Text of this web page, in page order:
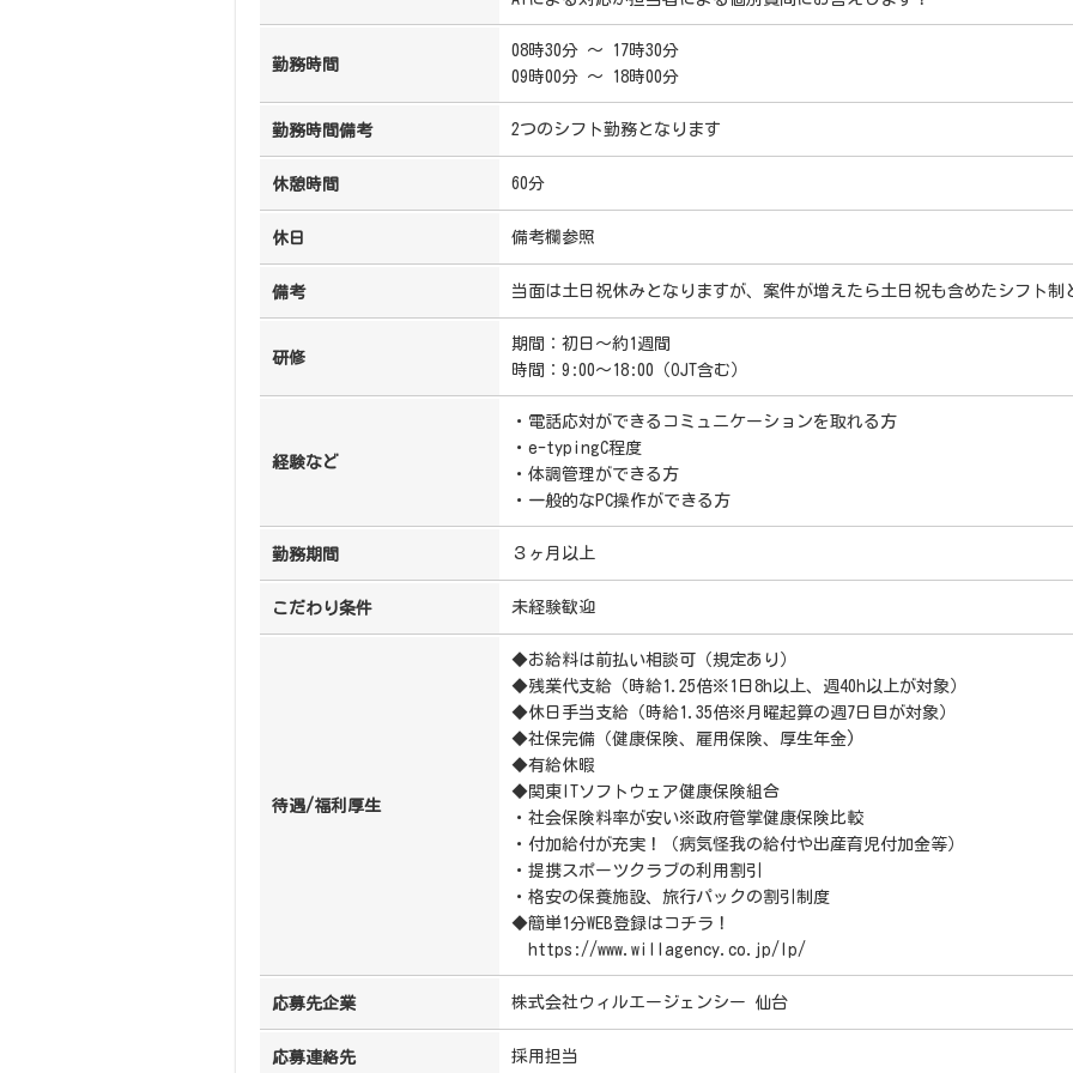
勤務時間
08時30分 ～ 17時30分
09時00分 ～ 18時00分
勤務時間備考 2つのシフト勤務となります
休憩時間 60分
休日 備考欄参照
備考 当面は土日祝休みとなりますが、案件が増えたら土日祝も含めたシフト制
研修
期間：初日～約1週間
時間：9:00～18:00（OJT含む）
経験など
・電話応対ができるコミュニケーションを取れる方
・e-typingC程度
・体調管理ができる方
・一般的なPC操作ができる方
勤務期間 ３ヶ月以上
こだわり条件 未経験歓迎
待遇/福利厚生
◆お給料は前払い相談可（規定あり）
◆残業代支給（時給1.25倍※1日8h以上、週40h以上が対象）
◆休日手当支給（時給1.35倍※月曜起算の週7日目が対象）
◆社保完備（健康保険、雇用保険、厚生年金)
◆有給休暇
◆関東ITソフトウェア健康保険組合
・社会保険料率が安い※政府管掌健康保険比較
・付加給付が充実！（病気怪我の給付や出産育児付加金等）
・提携スポーツクラブの利用割引
・格安の保養施設、旅行パックの割引制度
◆簡単1分WEB登録はコチラ！
https://www.willagency.co.jp/lp/
応募先企業 株式会社ウィルエージェンシー 仙台
応募連絡先 採用担当